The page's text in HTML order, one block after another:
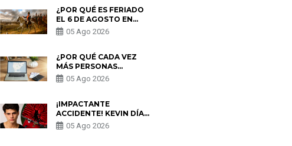
¿POR QUÉ ES FERIADO
EL 6 DE AGOSTO EN
PERÚ? ESTA ES LA
HISTORIA
05 Ago 2026
¿POR QUÉ CADA VEZ
MÁS PERSONAS
UTILIZAN UNA VPN
PARA PROTEGER SU
05 Ago 2026
¡IMPACTANTE
ACCIDENTE! KEVIN DÍAZ
CAE DESDE OCHO
METROS EN “ESTO ES
05 Ago 2026